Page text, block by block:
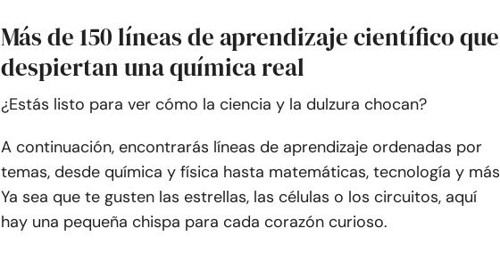
Más de 150 líneas de aprendizaje científico que
despiertan una química real
¿Estás listo para ver cómo la ciencia y la dulzura chocan?
A continuación, encontrarás líneas de aprendizaje ordenadas por
temas, desde química y física hasta matemáticas, tecnología y
Ya sea que te gusten las estrellas, las células o los circuitos, aquí
hay una pequeña chispa para cada corazón curioso.